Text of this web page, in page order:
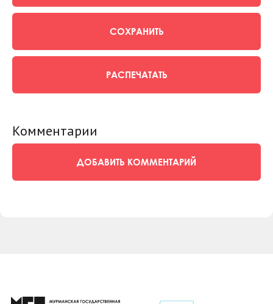
СОХРАНИТЬ
РАСПЕЧАТАТЬ
Комментарии
ДОБАВИТЬ КОММЕНТАРИЙ